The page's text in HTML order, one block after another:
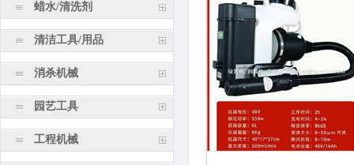
蜡水/清洗剂
清洁工具/用品
消杀机械
园艺工具
工程机械